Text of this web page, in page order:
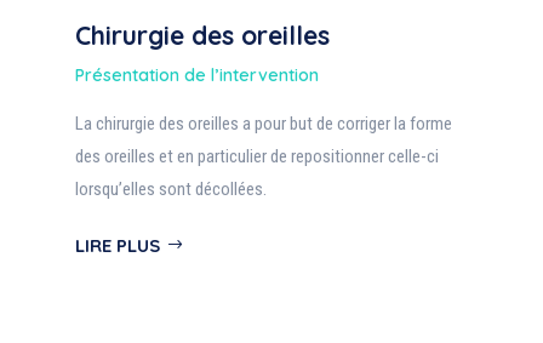
Chirurgie des oreilles
Présentation de l’intervention
La chirurgie des oreilles a pour but de corriger la forme
des oreilles et en particulier de repositionner celle-ci
lorsqu’elles sont décollées.
LIRE PLUS